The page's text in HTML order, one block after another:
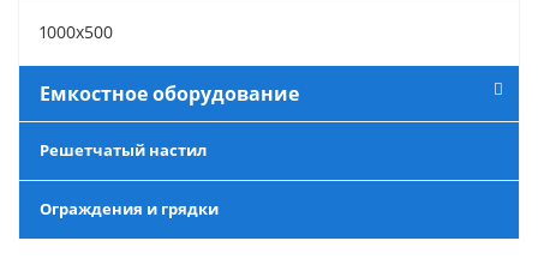
1000х500
Емкостное оборудование
Решетчатый настил
Ограждения и грядки